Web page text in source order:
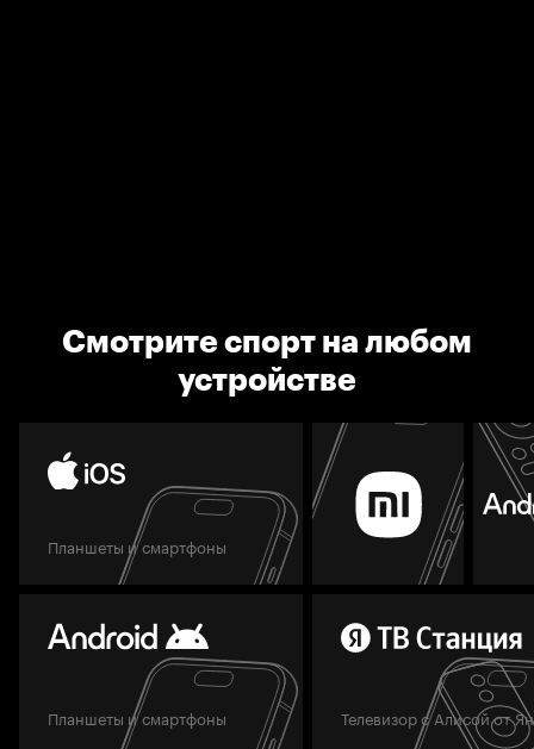
Смотрите спорт на любом
устройстве
Планшеты и смартфоны
Планшеты и смартфоны Телевизор с Алисой от